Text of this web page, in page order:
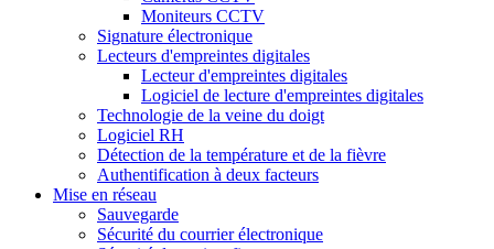
Moniteurs CCTV
Signature électronique
Lecteurs d'empreintes digitales
Lecteur d'empreintes digitales
Logiciel de lecture d'empreintes digitales
Technologie de la veine du doigt
Logiciel RH
Détection de la température et de la fièvre
Authentification à deux facteurs
Mise en réseau
Sauvegarde
Sécurité du courrier électronique